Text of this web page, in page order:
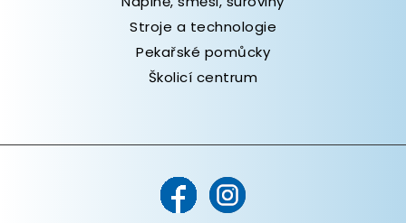
Stroje a technologie
Pekařské pomůcky
Školicí centrum